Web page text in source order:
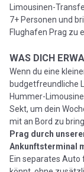
Limousinen-
7+ Personen und
Flughafen Prag zu
WAS DICH
Wenn du eine
budgetfreundliche
Hummer-
Sekt, um dein
mit an Bord zu
Prag durch
Ankunftsterminal
Ein separates